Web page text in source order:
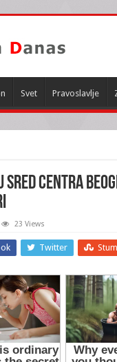
Svet Pravoslavlje
SRED CENTRA
23 Views
Twitter